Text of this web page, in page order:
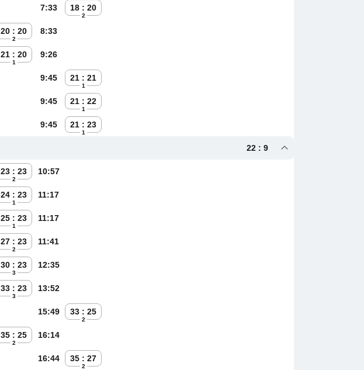
18 : 20
2
7:33
20 : 20
2
8:33
21 : 20
1
9:26
21 : 21
1
9:45
21 : 22
1
9:45
21 : 23
1
9:45
22 : 9
23 : 23
2
10:57
24 : 23
1
11:17
25 : 23
1
11:17
27 : 23
2
11:41
30 : 23
3
12:35
33 : 23
3
13:52
33 : 25
2
15:49
35 : 25
2
16:14
35 : 27
2
16:44